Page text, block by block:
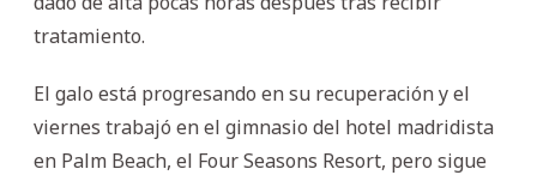
tratamiento.
El galo está progresando en su recuperación y el
viernes trabajó en el gimnasio del hotel madridista
en Palm Beach, el Four Seasons Resort, pero sigue